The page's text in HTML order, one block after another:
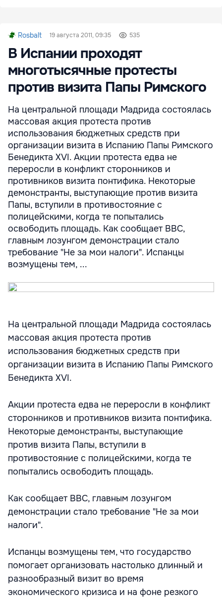
Rosbalt 19 августа 2011, 09:35 535
В Испании проходят
многотысячные протесты
против визита Папы Римского
На центральной площади Мадрида состоялась
массовая акция протеста против
использования бюджетных средств при
организации визита в Испанию Папы Римского
Бенедикта XVI. Акции протеста едва не
переросли в конфликт сторонников и
противников визита понтифика. Некоторые
демонстранты, выступающие против визита
Папы, вступили в противостояние с
полицейскими, когда те попытались
освободить площадь. Как сообщает ВВС,
главным лозунгом демонстрации стало
требование "Не за мои налоги". Испанцы
возмущены тем, ...
На центральной площади Мадрида состоялась
массовая акция протеста против
использования бюджетных средств при
организации визита в Испанию Папы Римского
Бенедикта XVI.
Акции протеста едва не переросли в конфликт
сторонников и противников визита понтифика.
Некоторые демонстранты, выступающие
против визита Папы, вступили в
противостояние с полицейскими, когда те
попытались освободить площадь.
Как сообщает ВВС, главным лозунгом
демонстрации стало требование "Не за мои
налоги".
Испанцы возмущены тем, что государство
помогает организовать настолько длинный и
разнообразный визит во время
экономического кризиса и на фоне резкого